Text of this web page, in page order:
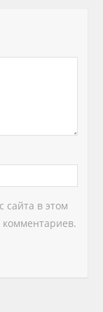
сайта в этом